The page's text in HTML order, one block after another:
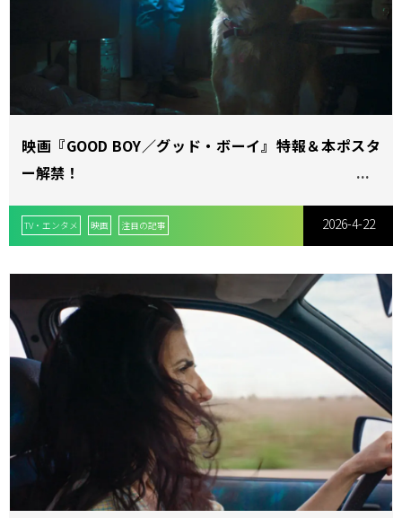
映画『GOOD BOY／グッド・ボーイ』特報＆本ポスタ
ー解禁！
TV・エンタメ 映画 注目の記事 2026-4-22